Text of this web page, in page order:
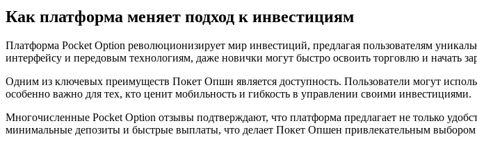
Как платформа меняет подход к инвестициям
Платформа Pocket Option революционизирует мир инвестиций, предлагая пользователям
интерфейсу и передовым технологиям, даже новички могут быстро освоить торговлю и начать
Одним из ключевых преимуществ Покет Опшн является доступность. Пользователи могут
особенно важно для тех, кто ценит мобильность и гибкость в управлении своими инвестициями.
Многочисленные Pocket Option отзывы подтверждают, что платформа предлагает не только
минимальные депозиты и быстрые выплаты, что делает Покет Опшен привлекательным выбором